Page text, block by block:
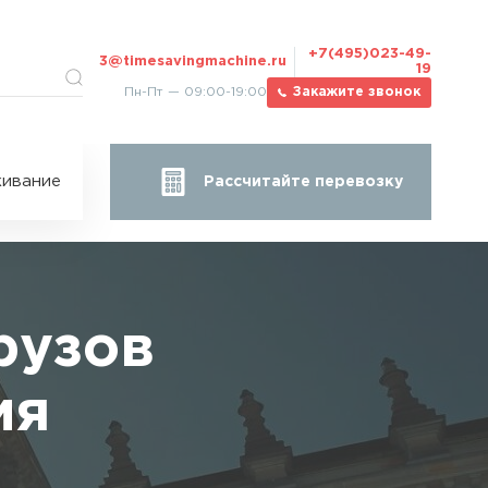
3@timesavingmachine.ru
+7(495)023-49-
19
Пн-Пт — 09:00-19:00
Закажите звонок
Рассчитайте перевозку